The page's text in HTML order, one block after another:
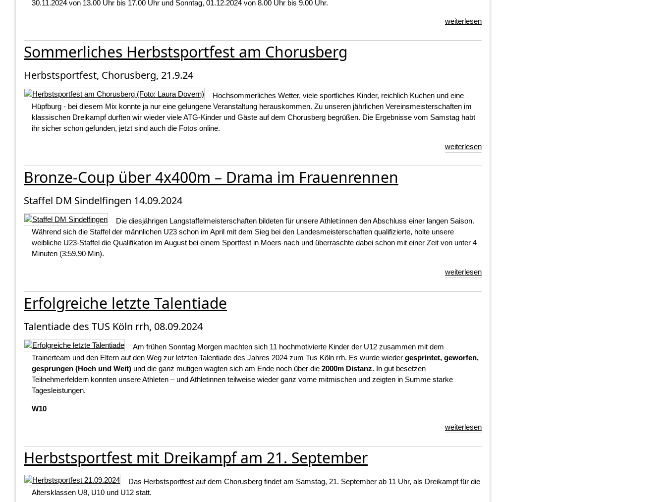
30.11.2024 von 13.00 Uhr bis 17.00 Uhr und Sonntag, 01.12.2024 von 8.00 Uhr bis 9.00 Uhr.
weiterlesen
Sommerliches Herbstsportfest am Chorusberg
Herbstsportfest, Chorusberg, 21.9.24
Hochsommerliches Wetter, viele sportliches Kinder, reichlich Kuchen und eine
Hüpfburg - bei diesem Mix konnte ja nur eine gelungene Veranstaltung herauskommen. Zu unseren jährlichen Vereinsmeisterschaften im
klassischen Dreikampf durften wir wieder viele ATG-Kinder und Gäste auf dem Chorusberg begrüßen. Die Ergebnisse vom Samstag habt
ihr sicher schon gefunden, jetzt sind auch die Fotos online.
weiterlesen
Bronze-Coup über 4x400m – Drama im Frauenrennen
Staffel DM Sindelfingen 14.09.2024
Die diesjährigen Langstaffelmeisterschaften bildeten für unsere Athlet:innen den Abschluss einer langen Saison.
Während sich die Staffel der männlichen U23 schon im April mit dem Sieg bei den Landesmeisterschaften qualifizierte, holte unsere
weibliche U23-Staffel die Qualifikation im August bei einem Sportfest in Moers nach und überraschte dabei schon mit einer Zeit von unter 4
Minuten (3:59,90 Min).
weiterlesen
Erfolgreiche letzte Talentiade
Talentiade des TUS Köln rrh, 08.09.2024
Am frühen Sonntag Morgen machten sich 11 hochmotivierte Kinder der U12 zusammen mit dem
Trainerteam und den Eltern auf den Weg zur letzten Talentiade des Jahres 2024 zum Tus Köln rrh. Es wurde wieder gesprintet, geworfen,
gesprungen (Hoch und Weit) und die ganz mutigen wagten sich am Ende noch über die 2000m Distanz. In gut besetzen
Teilnehmerfeldern konnten unsere Athleten – und Athletinnen teilweise wieder ganz vorne mitmischen und zeigten in Summe starke
Tagesleistungen.
W10
weiterlesen
Herbstsportfest mit Dreikampf am 21. September
Das Herbstsportfest auf dem Chorusberg findet am Samstag, 21. September ab 11 Uhr, als Dreikampf für die
Altersklassen U8, U10 und U12 statt.